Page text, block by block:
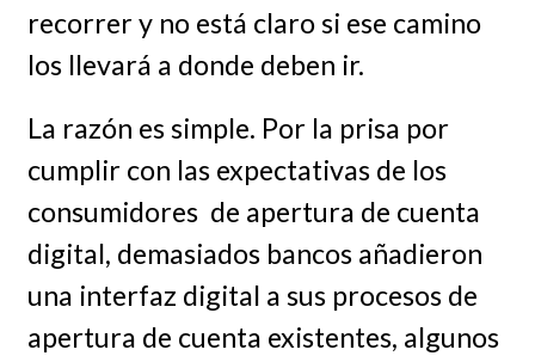
recorrer y no está claro si ese camino
los llevará a donde deben ir.
La razón es simple. Por la prisa por
cumplir con las expectativas de los
consumidores de apertura de cuenta
digital, demasiados bancos añadieron
una interfaz digital a sus procesos de
apertura de cuenta existentes, algunos